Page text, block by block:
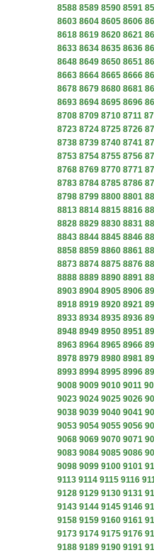
8588 8589 8590 8591
8603 8604 8605 8606
8618 8619 8620 8621
8633 8634 8635 8636
8648 8649 8650 8651
8663 8664 8665 8666
8678 8679 8680 8681
8693 8694 8695 8696
8708 8709 8710 8711
8723 8724 8725 8726
8738 8739 8740 8741
8753 8754 8755 8756
8768 8769 8770 8771
8783 8784 8785 8786
8798 8799 8800 8801
8813 8814 8815 8816
8828 8829 8830 8831
8843 8844 8845 8846
8858 8859 8860 8861
8873 8874 8875 8876
8888 8889 8890 8891
8903 8904 8905 8906
8918 8919 8920 8921
8933 8934 8935 8936
8948 8949 8950 8951
8963 8964 8965 8966
8978 8979 8980 8981
8993 8994 8995 8996
9008 9009 9010 9011
9023 9024 9025 9026
9038 9039 9040 9041
9053 9054 9055 9056
9068 9069 9070 9071
9083 9084 9085 9086
9098 9099 9100 9101
9113 9114 9115 9116
9128 9129 9130 9131
9143 9144 9145 9146
9158 9159 9160 9161
9173 9174 9175 9176
9188 9189 9190 9191